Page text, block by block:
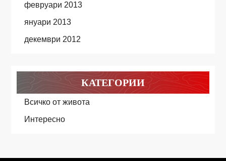
февруари 2013
януари 2013
декември 2012
КАТЕГОРИИ
Всичко от живота
Интересно